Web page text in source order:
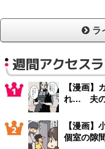
ラ
週間アクセス
【漫画】
れ… 夫の“
【漫画
個室の隙